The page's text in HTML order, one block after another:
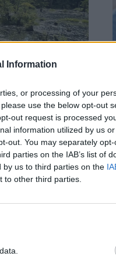
Information
or processing of your
use the below opt-out
out request is processed
information utilized by us
out. You may separately
parties on the IAB’s list of
by us to third parties on the
to other third parties.
vagy ihatnak
nyúlni,